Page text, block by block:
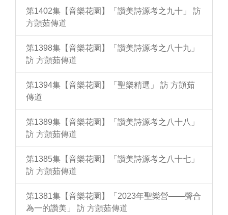
第1402集【音樂花園】「讚美詩源考之九十」 訪
方顗茹傳道
第1398集【音樂花園】「讚美詩源考之八十九」
訪 方顗茹傳道
第1394集【音樂花園】「聖樂精選」 訪 方顗茹
傳道
第1389集【音樂花園】「讚美詩源考之八十八」
訪 方顗茹傳道
第1385集【音樂花園】「讚美詩源考之八十七」
訪 方顗茹傳道
第1381集【音樂花園】「2023年聖樂營——聲合
為一的讚美」 訪 方顗茹傳道